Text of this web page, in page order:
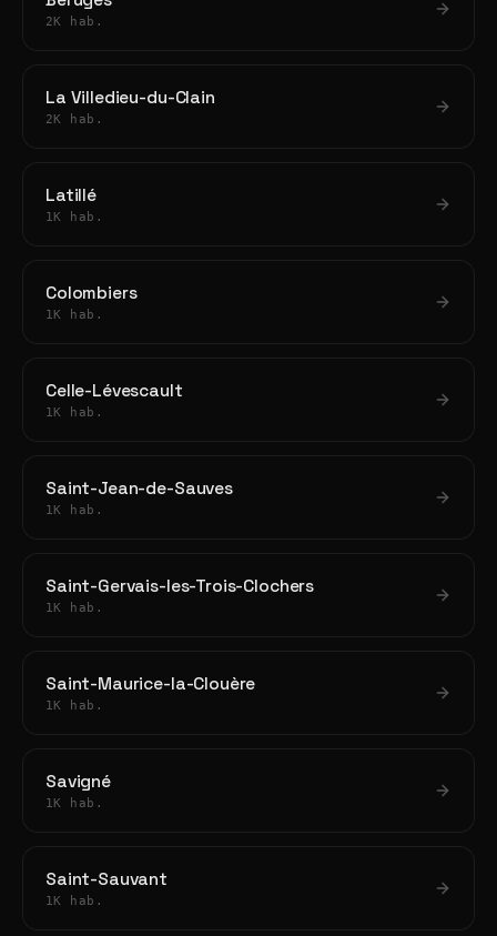
2K hab.
La Villedieu-du-Clain
2K hab.
Latillé
1K hab.
Colombiers
1K hab.
Celle-Lévescault
1K hab.
Saint-Jean-de-Sauves
1K hab.
Saint-Gervais-les-Trois-Clochers
1K hab.
Saint-Maurice-la-Clouère
1K hab.
Savigné
1K hab.
Saint-Sauvant
1K hab.